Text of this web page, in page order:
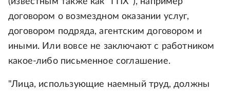
договором о возмездном оказании услуг,
договором подряда, агентским договором и
иными. Или вовсе не заключают с работником
какое-либо письменное соглашение.
"Лица, использующие наемный труд, должны